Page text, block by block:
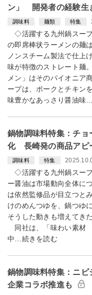
ン」 開発者の経験生
調味料 麺類 特集
◇活躍する九州鍋スー
の即席棒状ラーメンの麺
ノンスチーム製法で仕上
味が特徴のストレート麺
メン」はそのパイオニア
ープは、ポークとチキン
味豊かなあっさり醤油味
鍋物調味料特集：チ
化 長崎発の商品アピ
調味料 特集
◇活躍する九州鍋スー
ー醤油は市場動向全体に
は依然監修品が目立つと
けのめんつゆを、鍋つゆ
そうした動きも増えてき
同社は、「味わい素材
中…続きを読む
鍋物調味料特集：ニ
企業コラボ推進も